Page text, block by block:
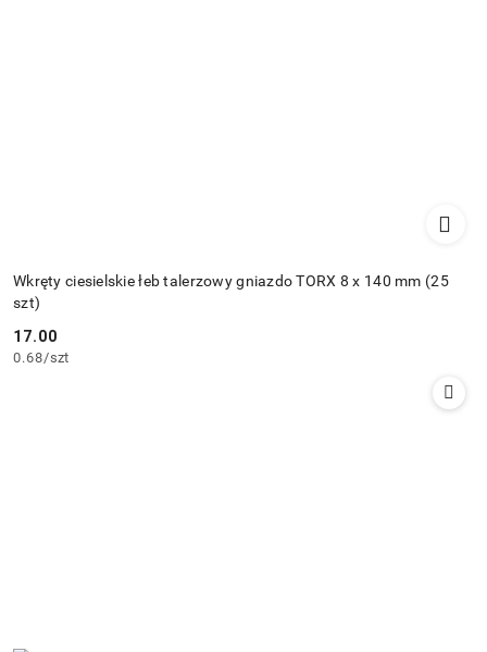
Wkręty ciesielskie łeb talerzowy gniazdo TORX 8 x 140 mm (25
szt)
Cena:
17.00
0.68/szt